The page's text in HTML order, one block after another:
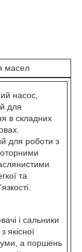
масел
насос,
для
в складних
для роботи з
та
і сальники
якісної
а поршень